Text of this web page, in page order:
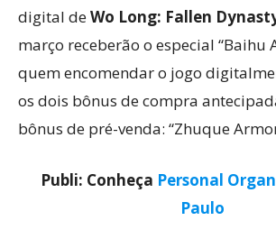
digital deWo Long: Fallen
março receberão o especial “Baihu
quem encomendar o jogo
os dois bônus de compra
bônus de pré-venda: “Zhuque
Publi: Conheça Personal
Paulo